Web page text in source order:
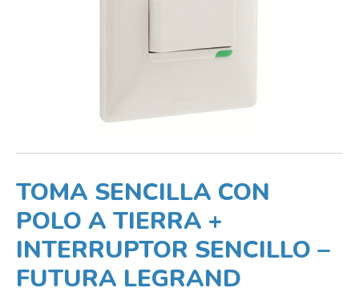
TOMA SENCILLA CON
POLO A TIERRA +
INTERRUPTOR SENCILLO –
FUTURA LEGRAND